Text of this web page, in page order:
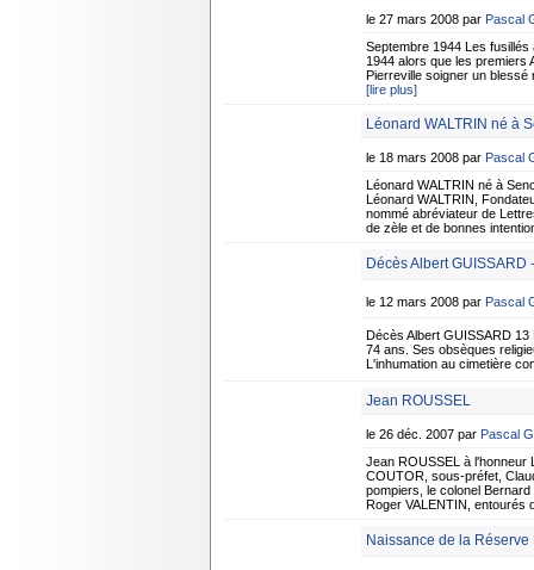
le 27 mars 2008 par Pascal
Septembre 1944 Les
1944 alors que les premiers
Pierreville soigner un blessé
[lire plus]
Léonard WALTRIN né à
le 18 mars 2008 par Pascal
Léonard WALTRIN né à
Léonard WALTRIN,
nommé abréviateur de
de zèle et de bonnes
Décès Albert GUISSARD
le 12 mars 2008 par Pascal
Décès Albert GUISSARD
74 ans. Ses obsèques
L'inhumation au cimetière
Jean ROUSSEL
le 26 déc. 2007 par Pascal
Jean ROUSSEL à l'honneur
COUTOR, sous-préfet,
pompiers, le colonel
Roger VALENTIN, entourés
Naissance de la